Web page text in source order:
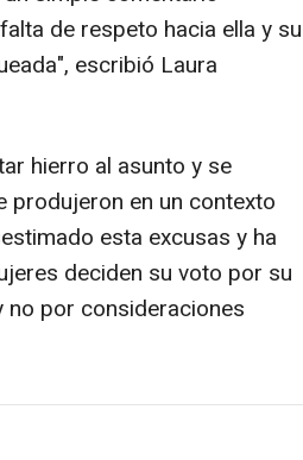
de respeto hacia ella y su
escribió Laura
hierro al asunto y se
produjeron en un contexto
esta excusas y ha
deciden su voto por su
por consideraciones